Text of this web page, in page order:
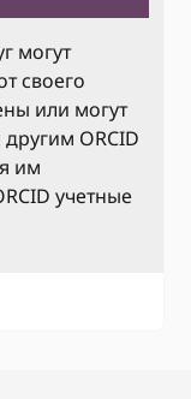
могут
своего
или могут
ORCID
им
учетные